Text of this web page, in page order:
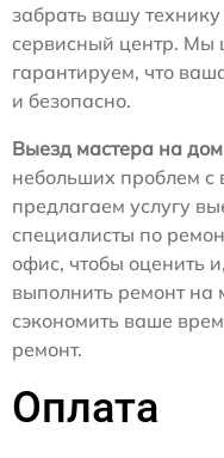
забрать вашу
сервисный центр. Мы
гарантируем, что
и безопасно.
Выезд мастера на
небольших проблем
предлагаем услугу
специалисты по
офис, чтобы оценить
выполнить ремонт на
сэкономить ваше
ремонт.
Оплата